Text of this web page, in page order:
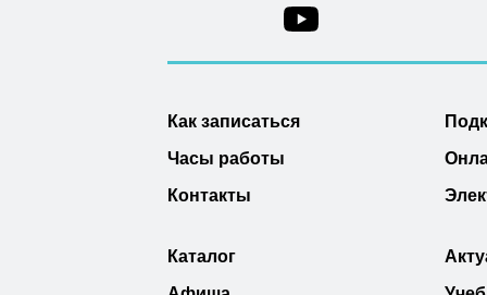
Как записаться
Часы работы
Контакты
Каталог